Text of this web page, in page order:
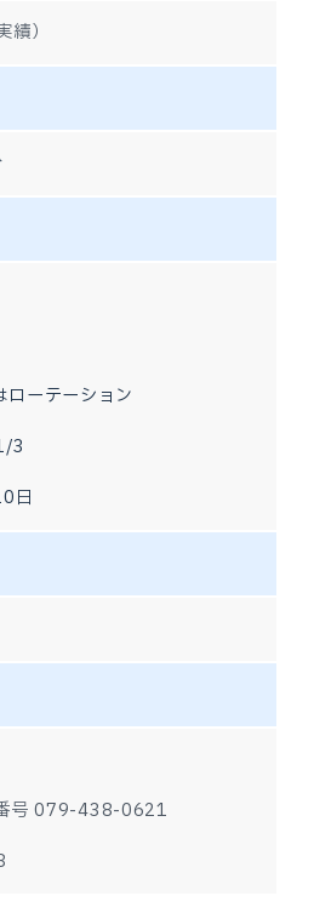
績）
ローテーション
3
日
番号 079-438-0621